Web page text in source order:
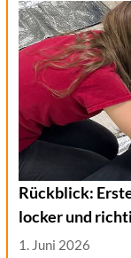
Rückblick:
locker und
1. Juni 2026